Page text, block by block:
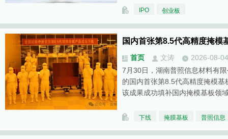
IPO 创业板
国内首张第8.5代高精度掩模
首页 文涛
2026-08-04
7月30日，湖南普照信息材料有
的国内首张第8.5代高精度掩模
该成果成功填补国内掩模基板领
下线 掩膜基板 普照信息